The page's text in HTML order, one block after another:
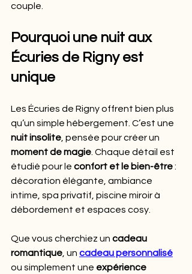
couple.
Pourquoi une nuit aux
Écuries de Rigny est
unique
Les Écuries de Rigny offrent bien plus
qu’un simple hébergement. C’est une
nuit insolite , pensée pour créer un
moment de magie . Chaque détail est
étudié pour le confort et le bien-être :
décoration élégante, ambiance
intime, spa privatif, piscine miroir à
débordement et espaces cosy.
Que vous cherchiez un cadeau
romantique , un cadeau personnalisé
ou simplement une expérience